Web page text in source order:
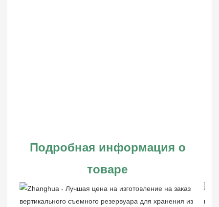
Подробная информация о
товаре